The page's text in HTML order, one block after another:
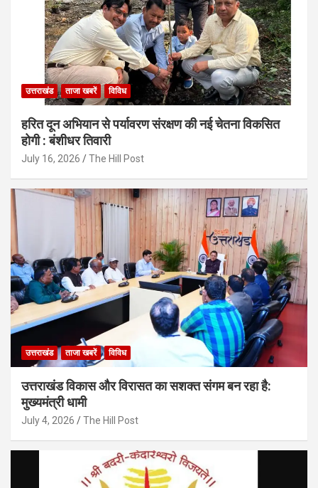
उत्तराखंड ताजा खबरें विविध
हरित दून अभियान से पर्यावरण संरक्षण की नई चेतना विकसित
होगी : बंशीधर तिवारी
July 16, 2026 The Hill Post
उत्तराखंड ताजा खबरें विविध
उत्तराखंड विकास और विरासत का सशक्त संगम बन रहा है:
मुख्यमंत्री धामी
July 4, 2026 The Hill Post